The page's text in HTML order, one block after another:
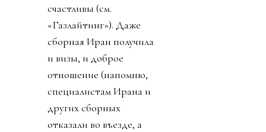
прекрасным был
турнир. Как не было
насилия, издевательств
ментов, как фифа нации
помирила (возможно,
Иран и США) и как
старались
правительства, чтобы